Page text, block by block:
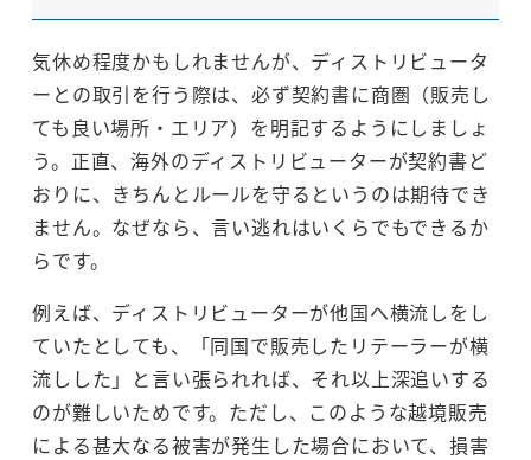
気休め程度かもしれませんが、ディストリビュータ
ーとの取引を行う際は、必ず契約書に商圏（販売し
ても良い場所・エリア）を明記するようにしましょ
う。正直、海外のディストリビューターが契約書ど
おりに、きちんとルールを守るというのは期待でき
ません。なぜなら、言い逃れはいくらでもできるか
らです。
例えば、ディストリビューターが他国へ横流しをし
ていたとしても、「同国で販売したリテーラーが横
流しした」と言い張られれば、それ以上深追いする
のが難しいためです。ただし、このような越境販売
による甚大なる被害が発生した場合において、損害